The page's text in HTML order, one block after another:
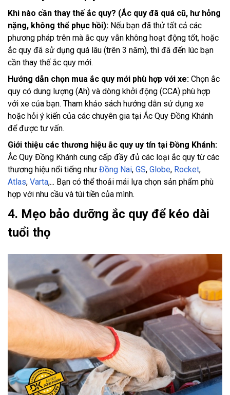
Khi nào cần thay thế ắc quy? (Ắc quy đã quá cũ, hư hỏng
nặng, không thể phục hồi): Nếu bạn đã thử tất cả các
phương pháp trên mà ắc quy vẫn không hoạt động tốt, hoặc
ắc quy đã sử dụng quá lâu (trên 3 năm), thì đã đến lúc bạn
cần thay thế ắc quy mới.
Hướng dẫn chọn mua ắc quy mới phù hợp với xe: Chọn ắc
quy có dung lượng (Ah) và dòng khởi động (CCA) phù hợp
với xe của bạn. Tham khảo sách hướng dẫn sử dụng xe
hoặc hỏi ý kiến của các chuyên gia tại Ắc Quy Đồng Khánh
để được tư vấn.
Giới thiệu các thương hiệu ắc quy uy tín tại Đồng Khánh:
Ắc Quy Đồng Khánh cung cấp đầy đủ các loại ắc quy từ các
thương hiệu nổi tiếng như Đồng Nai, GS, Globe, Rocket,
Atlas, Varta,... Bạn có thể thoải mái lựa chọn sản phẩm phù
hợp với nhu cầu và túi tiền của mình.
4. Mẹo bảo dưỡng ắc quy để kéo dài
tuổi thọ